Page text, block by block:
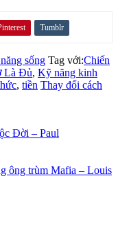
Tumblr
sống Tag với:Chiến
Là Đủ, Kỹ năng kinh
, tiền Thay đổi cách
Đời – Paul
ông trùm Mafia – Louis